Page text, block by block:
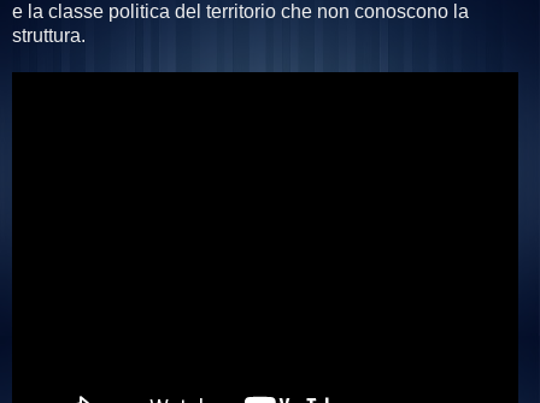
e la classe politica del territorio che non conoscono la
struttura.